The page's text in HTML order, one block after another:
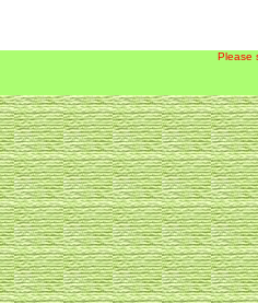
Please